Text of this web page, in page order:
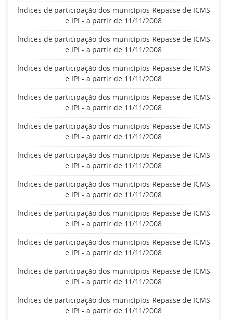
Índices de participação dos municípios Repasse de ICMS
e IPI - a partir de 11/11/2008
Índices de participação dos municípios Repasse de ICMS
e IPI - a partir de 11/11/2008
Índices de participação dos municípios Repasse de ICMS
e IPI - a partir de 11/11/2008
Índices de participação dos municípios Repasse de ICMS
e IPI - a partir de 11/11/2008
Índices de participação dos municípios Repasse de ICMS
e IPI - a partir de 11/11/2008
Índices de participação dos municípios Repasse de ICMS
e IPI - a partir de 11/11/2008
Índices de participação dos municípios Repasse de ICMS
e IPI - a partir de 11/11/2008
Índices de participação dos municípios Repasse de ICMS
e IPI - a partir de 11/11/2008
Índices de participação dos municípios Repasse de ICMS
e IPI - a partir de 11/11/2008
Índices de participação dos municípios Repasse de ICMS
e IPI - a partir de 11/11/2008
Índices de participação dos municípios Repasse de ICMS
e IPI - a partir de 11/11/2008